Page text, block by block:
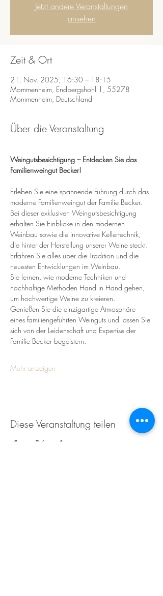
Jetzt andere Veranstaltungen
ansehen
Zeit & Ort
21. Nov. 2025, 16:30 – 18:15
Mommenheim, Endbergshohl 1, 55278
Mommenheim, Deutschland
Über die Veranstaltung
Weingutsbesichtigung – Entdecken Sie das
Familienweingut Becker!
Erleben Sie eine spannende Führung durch das
moderne Familienweingut der Familie Becker.
Bei dieser exklusiven Weingutsbesichtigung
erhalten Sie Einblicke in den modernen
Weinbau sowie die innovative Kellertechnik,
die hinter der Herstellung unserer Weine steckt.
Erfahren Sie alles über die Tradition und die
neuesten Entwicklungen im Weinbau.
Sie lernen, wie moderne Techniken und
nachhaltige Methoden Hand in Hand gehen,
um hochwertige Weine zu kreieren.
Genießen Sie die einzigartige Atmosphäre
eines familiengeführten Weinguts und lassen Sie
sich von der Leidenschaft und Expertise der
Familie Becker begeistern.
Mehr anzeigen
Diese Veranstaltung teilen